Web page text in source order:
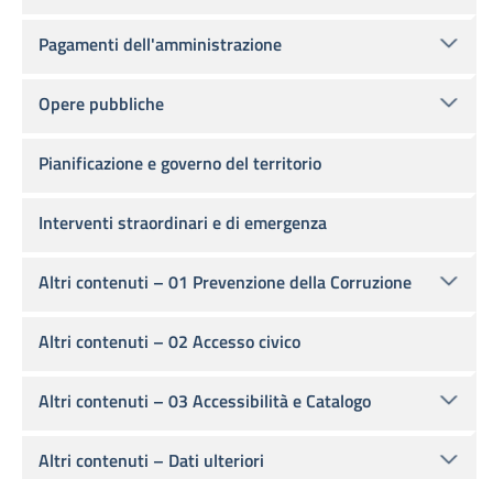
Pagamenti dell'amministrazione
Opere pubbliche
Pianificazione e governo del territorio
Interventi straordinari e di emergenza
Altri contenuti – 01 Prevenzione della Corruzione
Altri contenuti – 02 Accesso civico
Altri contenuti – 03 Accessibilità e Catalogo
Altri contenuti – Dati ulteriori